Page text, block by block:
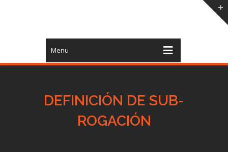
Menu
DEFINICIÓN DE SUB-
ROGACIÓN